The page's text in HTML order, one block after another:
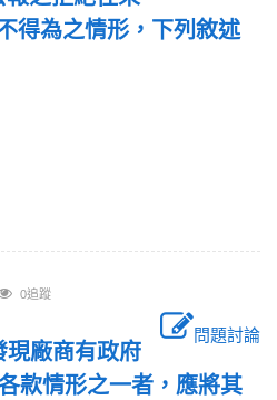
得為之情形，下列敘述
0追蹤
問題討論
現廠商有政府
款情形之一者，應將其